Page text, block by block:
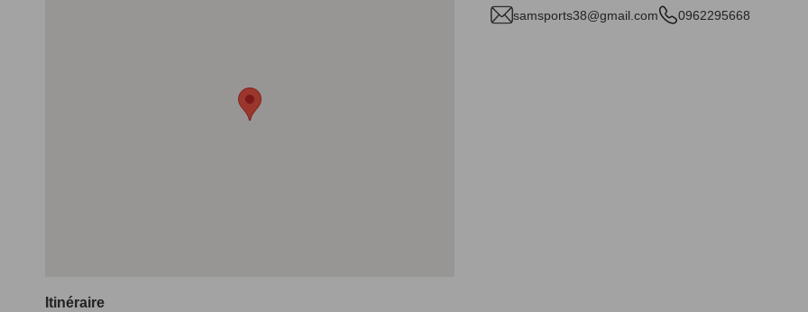
Itinéraire
samsports38@gmail.com 0962295668